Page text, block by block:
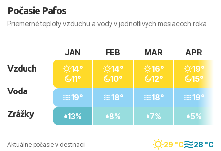
Počasie Pafos
Priemerné teploty vzduchu a vody v jednotlivých mesiacoch roka
Aktuálne počasie v destinacii 29 °C 28 °C
Vzduch
Voda
Zrážky
JAN
14°
11°
19°
13%
FEB
14°
10°
18°
8%
MAR
16°
12°
18°
7%
APR
19°
15°
19°
5%